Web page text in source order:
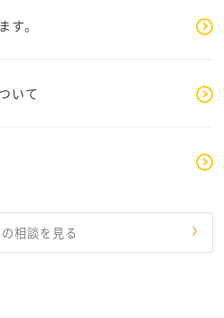
こそ、今感じている「納得
自分自身の正直な声として
ます。
自分の希望をすべて諦めない
ん。家族の形は時代ととも
であってもお互いの尊厳を
です。今はまだ結論を急ぐ
が、まずはご自身が何を一
軸を揺らさずに選択肢を考
心から願っております。
す。
いて
相談を見る